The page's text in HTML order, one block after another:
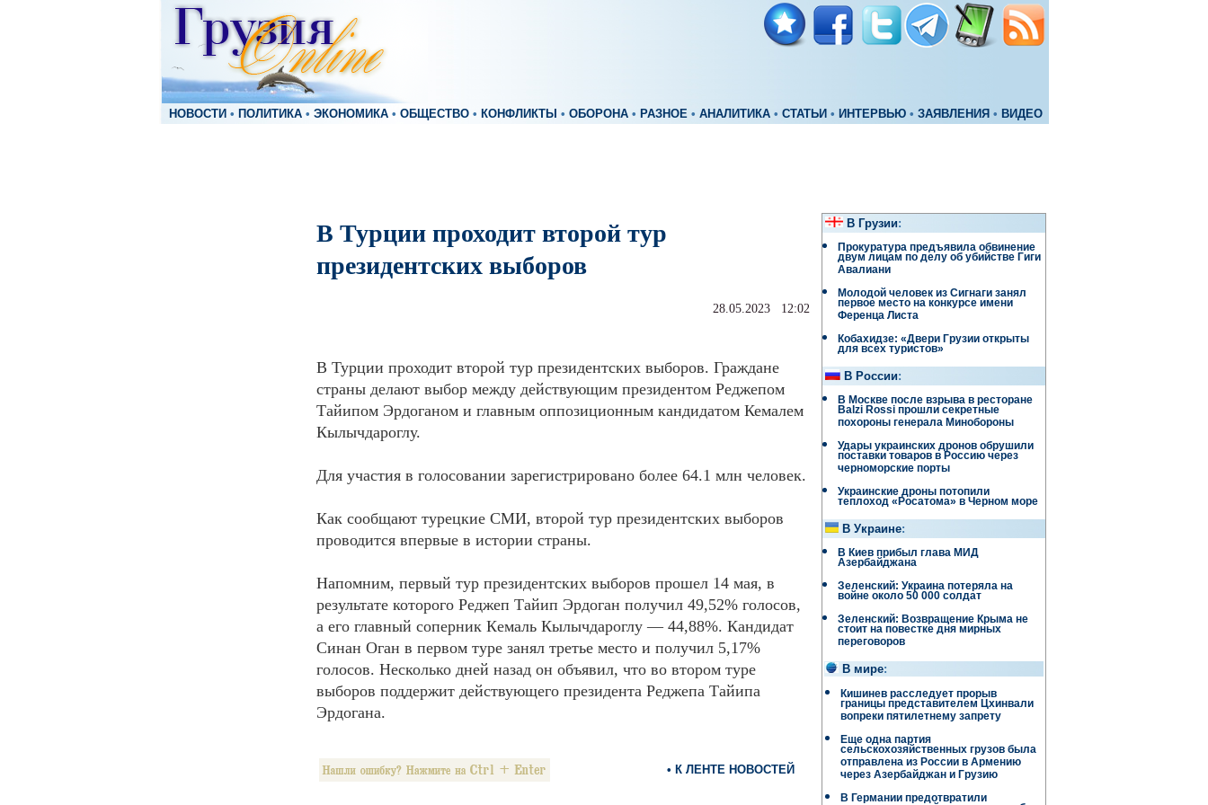
НОВОСТИ • ПОЛИТИКА • ЭКОНОМИКА • ОБЩЕСТВО • КОНФЛИКТЫ • ОБОРОНА • РАЗНОЕ • АНАЛИТИКА • СТАТЬИ • ИНТЕРВЬЮ • ЗАЯВЛЕНИЯ • ВИДЕО
В Турции проходит второй тур
президентских выборов
28.05.2023 12:02
В Турции проходит второй тур президентских выборов. Граждане
страны делают выбор между действующим президентом Реджепом
Тайипом Эрдоганом и главным оппозиционным кандидатом Кемалем
Кылычдароглу.
Для участия в голосовании зарегистрировано более 64.1 млн человек.
Как сообщают турецкие СМИ, второй тур президентских выборов
проводится впервые в истории страны.
Напомним, первый тур президентских выборов прошел 14 мая, в
результате которого Реджеп Тайип Эрдоган получил 49,52% голосов,
а его главный соперник Кемаль Кылычдароглу — 44,88%. Кандидат
Синан Оган в первом туре занял третье место и получил 5,17%
голосов. Несколько дней назад он объявил, что во втором туре
выборов поддержит действующего президента Реджепа Тайипа
Эрдогана.
• К ЛЕНТЕ НОВОСТЕЙ
В Грузии:
Прокуратура предъявила обвинение
двум лицам по делу об убийстве Гиги
Авалиани
Молодой человек из Сигнаги занял
первое место на конкурсе имени
Ференца Листа
Кобахидзе: «Двери Грузии открыты
для всех туристов»
В России:
В Москве после взрыва в ресторане
Balzi Rossi прошли секретные
похороны генерала Минобороны
Удары украинских дронов обрушили
поставки товаров в Россию через
черноморские порты
Украинские дроны потопили
теплоход «Росатома» в Черном море
В Украине:
В Киев прибыл глава МИД
Азербайджана
Зеленский: Украина потеряла на
войне около 50 000 солдат
Зеленский: Возвращение Крыма не
стоит на повестке дня мирных
переговоров
В мире:
Кишинев расследует прорыв
границы представителем Цхинвали
вопреки пятилетнему запрету
Еще одна партия
сельскохозяйственных грузов была
отправлена ​​из России в Армению
через Азербайджан и Грузию
В Германии предотвратили